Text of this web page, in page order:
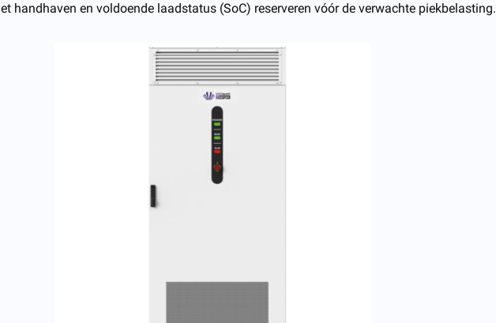
handhaven en voldoende laadstatus (SoC) reserveren vóór de verwachte piekbelasting.